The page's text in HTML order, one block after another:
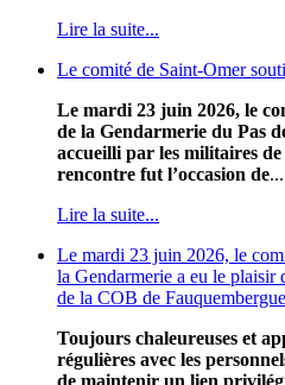
Lire la suite...
Le comité de Saint-Omer
Le mardi 23 juin 2026, le
de la Gendarmerie du Pas
accueilli par les militaires
rencontre fut l’occasion de...
Lire la suite...
Le mardi 23 juin 2026, le
la Gendarmerie a eu le plaisir
de la COB de
Toujours chaleureuses et
régulières avec les
de maintenir un lien